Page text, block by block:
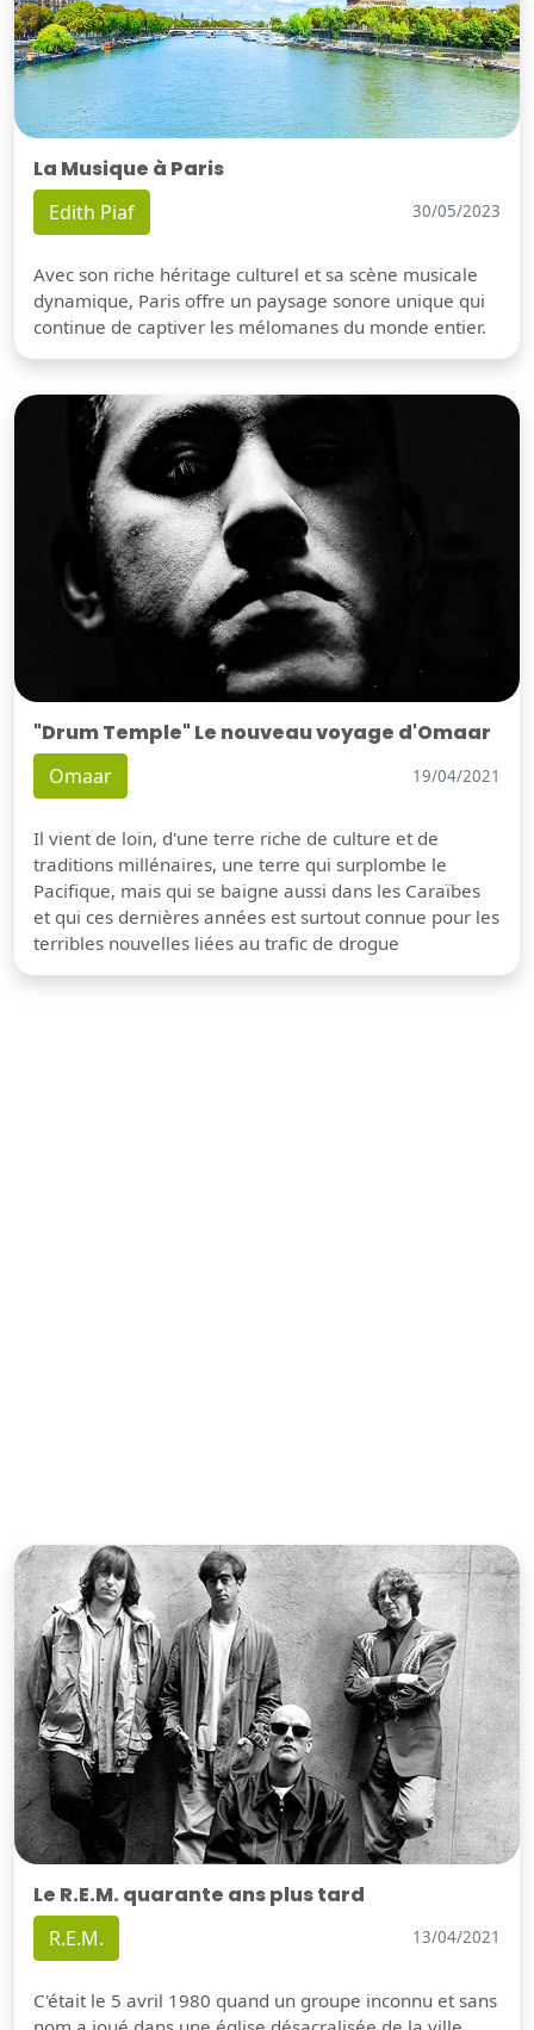
La Musique à Paris
Edith Piaf 30/05/2023
Avec son riche héritage culturel et sa scène musicale
dynamique, Paris offre un paysage sonore unique qui
continue de captiver les mélomanes du monde entier.
"Drum Temple" Le nouveau voyage d'Omaar
Omaar 19/04/2021
Il vient de loin, d'une terre riche de culture et de
traditions millénaires, une terre qui surplombe le
Pacifique, mais qui se baigne aussi dans les Caraïbes
et qui ces dernières années est surtout connue pour les
terribles nouvelles liées au trafic de drogue
Le R.E.M. quarante ans plus tard
R.E.M. 13/04/2021
C'était le 5 avril 1980 quand un groupe inconnu et sans